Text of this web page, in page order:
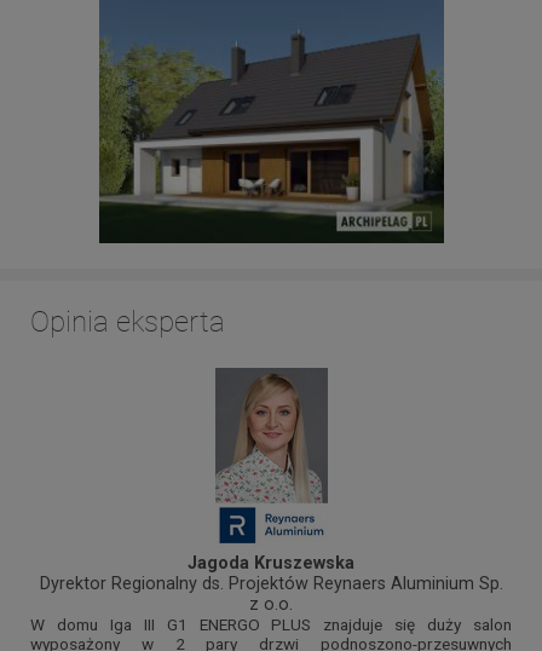
Opinia eksperta
Jagoda Kruszewska
Dyrektor Regionalny ds. Projektów Reynaers Aluminium Sp.
z o.o.
W domu Iga III G1 ENERGO PLUS znajduje się duży salon
wyposażony w 2 pary drzwi podnoszono-przesuwnych